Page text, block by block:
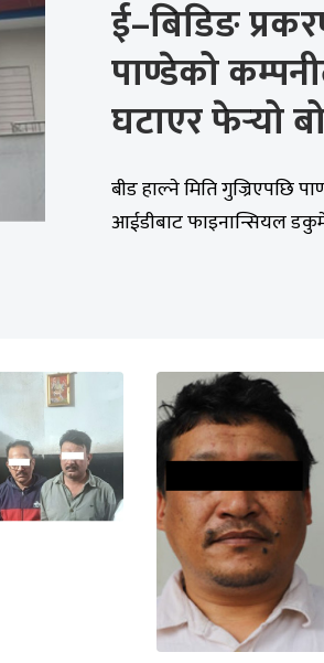
ई–बिडिङ
पाण्डेको
घटाएर फेर्‍यो
बीड हाल्ने मिति गुज्रिएपछि
आईडीबाट फाइनान्सियल